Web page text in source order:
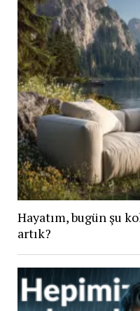
Hayatım, bugün şu
artık?